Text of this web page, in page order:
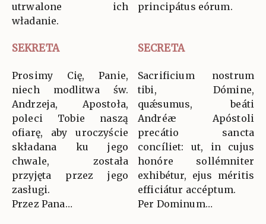
utrwalone ich
władanie.
principátus eórum.
SEKRETA SECRETA
Prosimy Cię, Panie,
niech modlitwa św.
Andrzeja, Apostoła,
poleci Tobie naszą
ofiarę, aby uroczyście
składana ku jego
chwale, została
przyjęta przez jego
zasługi.
Przez Pana…
Sacrificium nostrum
tibi, Dómine,
quǽsumus, beáti
Andréæ Apóstoli
precátio sancta
concíliet: ut, in cujus
honóre sollémniter
exhibétur, ejus méritis
efficiátur accéptum.
Per Dominum…